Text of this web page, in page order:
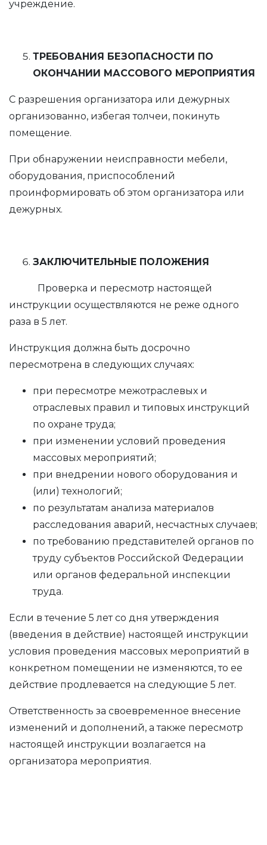
учреждение.
ТРЕБОВАНИЯ БЕЗОПАСНОСТИ ПО
ОКОНЧАНИИ МАССОВОГО МЕРОПРИЯТИЯ
С разрешения организатора или дежурных
организованно, избегая толчеи, покинуть
помещение.
При обнаружении неисправности мебели,
оборудования, приспособлений
проинформировать об этом организатора или
дежурных.
ЗАКЛЮЧИТЕЛЬНЫЕ ПОЛОЖЕНИЯ
Проверка и пересмотр настоящей
инструкции осуществляются не реже одного
раза в 5 лет.
Инструкция должна быть досрочно
пересмотрена в следующих случаях:
при пересмотре межотраслевых и
отраслевых правил и типовых инструкций
по охране труда;
при изменении условий проведения
массовых мероприятий;
при внедрении нового оборудования и
(или) технологий;
по результатам анализа материалов
расследования аварий, несчастных случаев;
по требованию представителей органов по
труду субъектов Российской Федерации
или органов федеральной инспекции
труда.
Если в течение 5 лет со дня утверждения
(введения в действие) настоящей инструкции
условия проведения массовых мероприятий в
конкретном помещении не изменяются, то ее
действие продлевается на следующие 5 лет.
Ответственность за своевременное внесение
изменений и дополнений, а также пересмотр
настоящей инструкции возлагается на
организатора мероприятия.